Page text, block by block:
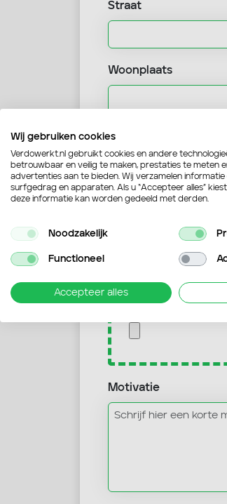
Straat
Woonplaats
Mobielnummer
E-mailadres
Motivatie
Wij gebruiken cookies
Verdowerkt.nl gebruikt cookies en andere
betrouwbaar en veilig te maken, prestaties te meten
advertenties aan te bieden. Wij verzamelen
surfgedrag en apparaten. Als u “Accepteer alles”
deze informatie kan worden gedeeld met derden.
Noodzakelijk
Functioneel
Accepteer alles